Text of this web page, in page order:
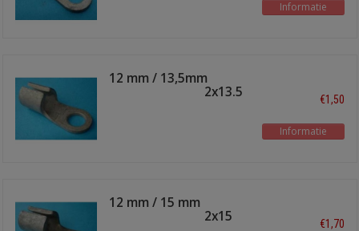
Informatie
12 mm / 13,5mm
soldeeroog TI-12x13.5
€1,50
Informatie
12 mm / 15 mm
soldeeroog TI-12x15
€1,70